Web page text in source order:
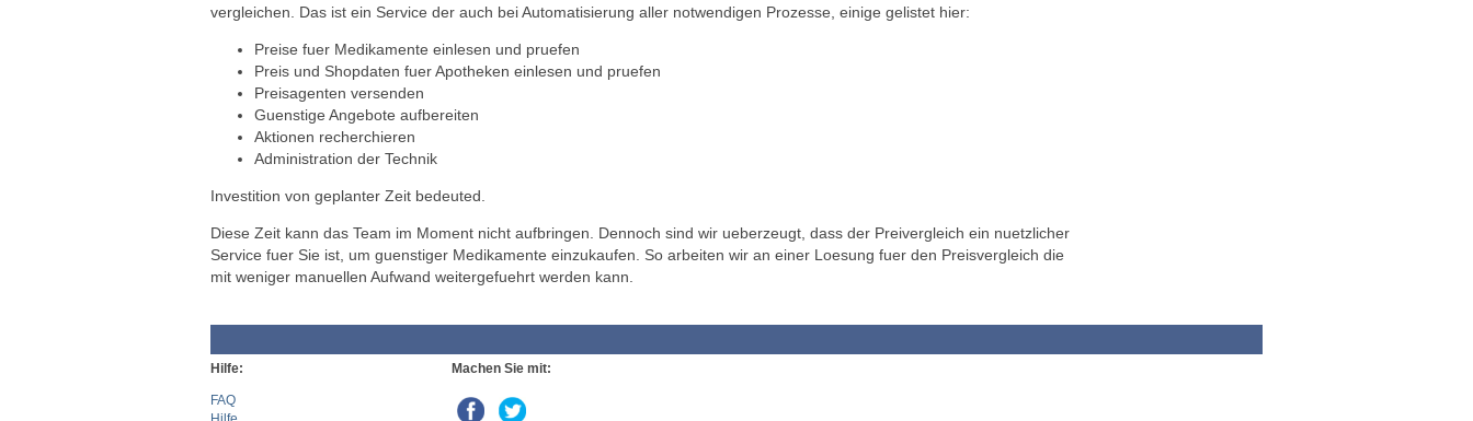
vergleichen. Das ist ein Service der auch bei Automatisierung aller notwendigen Prozesse, einige gelistet hier:
Preise fuer Medikamente einlesen und pruefen
Preis und Shopdaten fuer Apotheken einlesen und pruefen
Preisagenten versenden
Guenstige Angebote aufbereiten
Aktionen recherchieren
Administration der Technik
Investition von geplanter Zeit bedeuted.
Diese Zeit kann das Team im Moment nicht aufbringen. Dennoch sind wir ueberzeugt, dass der Preivergleich ein nuetzlicher
Service fuer Sie ist, um guenstiger Medikamente einzukaufen. So arbeiten wir an einer Loesung fuer den Preisvergleich die
mit weniger manuellen Aufwand weitergefuehrt werden kann.
Hilfe:
FAQ
Machen Sie mit: